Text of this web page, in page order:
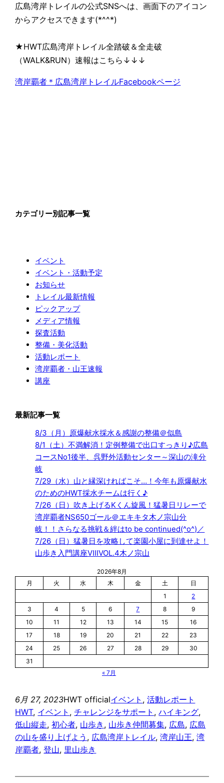
広島湾岸トレイルの公式SNSへは、画面下のアイコン
からアクセスできます(*^^*)
★HWT広島湾岸トレイル全踏破＆全走破
（WALK&RUN）速報はこちら↓↓↓
湾岸覇者＊広島湾岸トレイルFacebookページ
カテゴリー別記事一覧
イベント
イベント・活動予定
お知らせ
トレイル最新情報
ピックアップ
メディア情報
探査活動
整備・美化活動
活動レポート
湾岸覇者・山王速報
講座
最新記事一覧
8/3（月）原爆献水採水＆感謝の整備＠似島
8/1（土）不満解消！定例整備で出口すっきり♪広島
コースNo1後半、呉野外活動センター～深山の滝分
岐
7/29（水）山と縁深ければこそ…！今年も原爆献水
のためのHWT採水チームは行く♪
7/26（日）吹き上げるKくん旋風！猛暑日リレーで
湾岸覇者NS650ゴール＠エキキタ木ノ宗山分
岐！！さらなる挑戦＆絆はto be continued(^o^)／
7/26（日）猛暑日を攻略して楽園小屋に到達せよ！
山歩き入門講座ⅧVOL.4木ノ宗山
2026年8月
月
火 水 木 金 土
日
1
2
3
4 5 6 7 8
9
10
11 12 13 14 15
16
17
18 19 20 21 22
23
24
25 26 27 28 29
30
31
« 7月
6月 27, 2023HWT officialイベント , 活動レポート
HWT, イベント , チャレンジをサポート , ハイキング
低山縦走, 初心者, 山歩き , 山歩き仲間募集, 広島, 広島
の山を盛り上げよう , 広島湾岸トレイル, 湾岸山王, 湾
岸覇者, 登山, 里山歩き